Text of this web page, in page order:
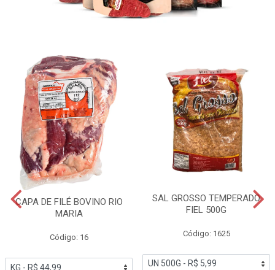
CAPA DE FILÉ BOVINO RIO
MARIA
Código: 16
SAL GROSSO TEMPERADO
FIEL 500G
Código: 1625